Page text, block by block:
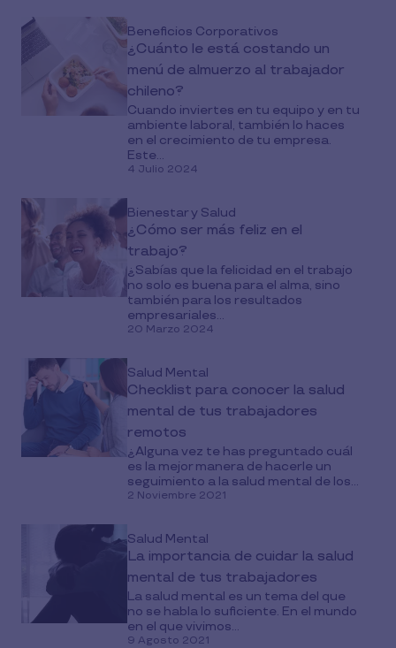
Beneficios Corporativos
¿Cuánto le está costando un
menú de almuerzo al trabajador
chileno?
Cuando inviertes en tu equipo y en tu
ambiente laboral, también lo haces
en el crecimiento de tu empresa.
Este...
4 Julio 2024
Bienestar y Salud
¿Cómo ser más feliz en el
trabajo?
¿Sabías que la felicidad en el trabajo
no solo es buena para el alma, sino
también para los resultados
empresariales...
20 Marzo 2024
Salud Mental
Checklist para conocer la salud
mental de tus trabajadores
remotos
¿Alguna vez te has preguntado cuál
es la mejor manera de hacerle un
seguimiento a la salud mental de los...
2 Noviembre 2021
Salud Mental
La importancia de cuidar la salud
mental de tus trabajadores
La salud mental es un tema del que
no se habla lo suficiente. En el mundo
en el que vivimos...
9 Agosto 2021